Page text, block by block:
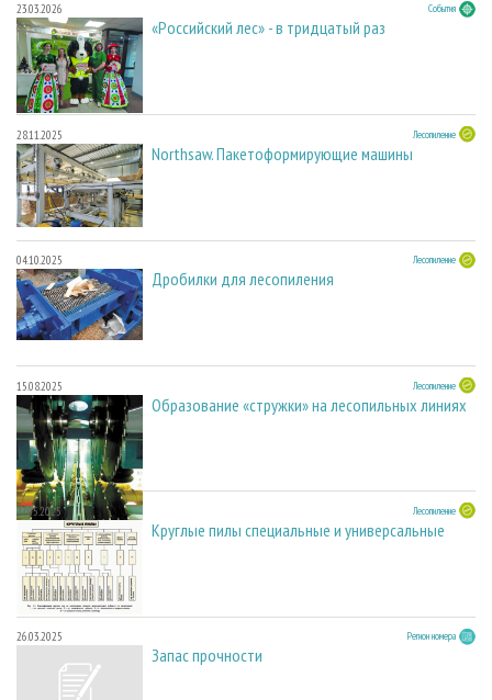
23.03.2026 События
«Российский лес» - в тридцатый раз
28.11.2025 Лесопиление
Northsaw. Пакетоформирующие машины
04.10.2025 Лесопиление
Дробилки для лесопиления
15.08.2025 Лесопиление
Образование «стружки» на лесопильных линиях
27.05.2025 Лесопиление
Круглые пилы специальные и универсальные
26.03.2025 Регион номера
Запас прочности